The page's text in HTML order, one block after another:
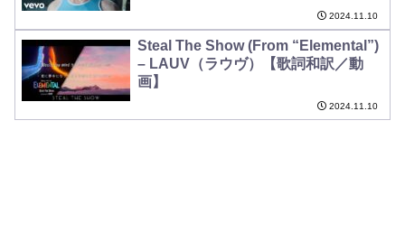
2024.11.10
Steal The Show (From “Elemental”)
– LAUV（ラウヴ）【歌詞和訳／動
画】
2024.11.10